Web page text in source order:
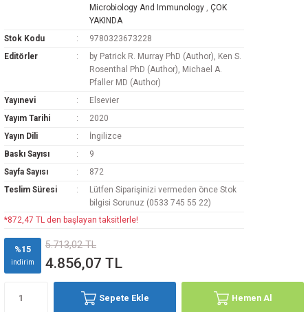
Microbiology And Immunology , ÇOK
YAKINDA
Stok Kodu
9780323673228
Editörler
by Patrick R. Murray PhD (Author), Ken S.
Rosenthal PhD (Author), Michael A.
Pfaller MD (Author)
Yayınevi
Elsevier
Yayım Tarihi
2020
Yayın Dili
İngilizce
Baskı Sayısı
9
Sayfa Sayısı
872
Teslim Süresi
Lütfen Siparişinizi vermeden önce Stok
bilgisi Sorunuz (0533 745 55 22)
*872,47 TL den başlayan taksitlerle!
%15
indirim
5.713,02 TL
4.856,07 TL
Sepete Ekle Hemen Al